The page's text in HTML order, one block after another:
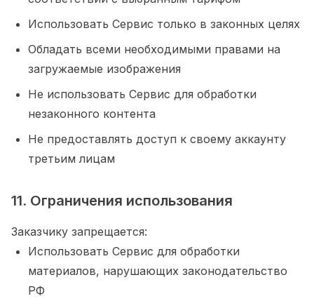
Использовать Сервис только в законных целях
Обладать всеми необходимыми правами на
загружаемые изображения
Не использовать Сервис для обработки
незаконного контента
Не предоставлять доступ к своему аккаунту
третьим лицам
11. Ограничения использования
Заказчику запрещается:
Использовать Сервис для обработки
материалов, нарушающих законодательство
РФ